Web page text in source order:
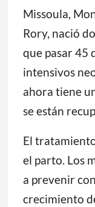
Missoula,
Rory, nació
que pasar 45
intensivos
ahora tiene
se están
El
el parto. Los
a prevenir
crecimiento